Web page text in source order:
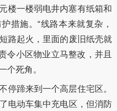
楼一楼弱电井内塞有纸箱和
措施。“线路本来就复杂，
路起火，里面的废旧纸壳就
令小区物业立马整改，并且
个死角。
停蹄来到一个高层住宅区。
电动车集中充电区，但消防